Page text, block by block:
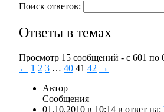
Поиск ответов:
Ответы в темах
Просмотр 15 сообщений - с 601 по
← 1 2 3 … 40 41 42 →
Автор
Сообщения
01.10.2010 в 10:14 в ответ на: